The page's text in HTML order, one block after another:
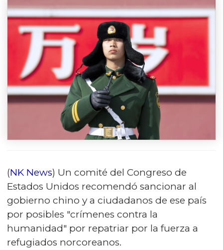
(NK News) Un comité del Congreso de
Estados Unidos recomendó sancionar al
gobierno chino y a ciudadanos de ese país
por posibles "crímenes contra la
humanidad" por repatriar por la fuerza a
refugiados norcoreanos.